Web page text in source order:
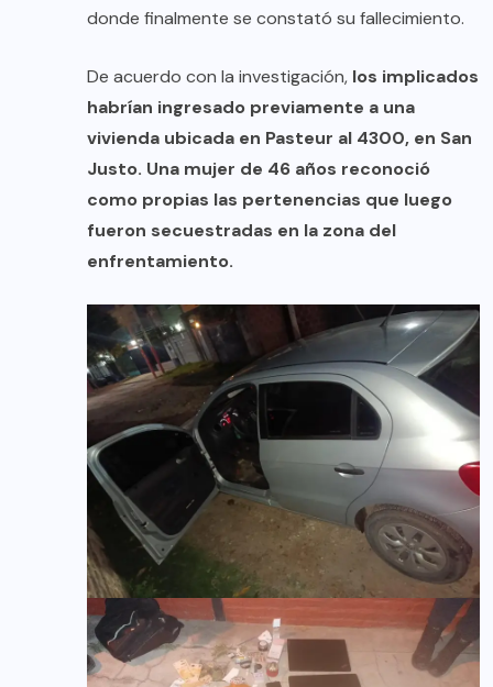
donde finalmente se constató su fallecimiento.
De acuerdo con la investigación, los implicados
habrían ingresado previamente a una
vivienda ubicada en Pasteur al 4300, en San
Justo. Una mujer de 46 años reconoció
como propias las pertenencias que luego
fueron secuestradas en la zona del
enfrentamiento.